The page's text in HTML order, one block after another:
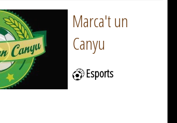
Marca't un
Canyu
Esports